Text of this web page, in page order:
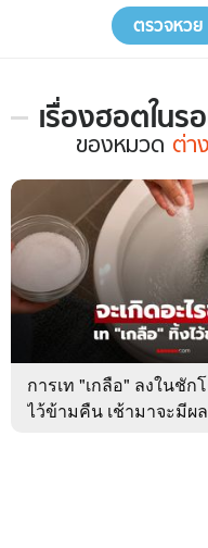
ความรู้ร
ฮาวทู
ตรวจหวย
เรื่องฮอตในร
เรื่อง
ใน
รอบ
สัปดาห์
ของ
ต่าง
ประเทศ
ของหมวด ต่า
การเท "เกลือ" ลงในชัก
ไว้ข้ามคืน เช้ามาจะมีผ